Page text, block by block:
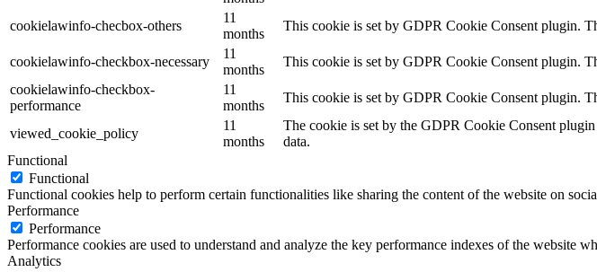
cookielawinfo-checbox-others
11
months
This cookie is set by GDPR Cookie Consent plugin.
cookielawinfo-checkbox-necessary
11
months
This cookie is set by GDPR Cookie Consent plugin.
cookielawinfo-checkbox-
performance
11
months
This cookie is set by GDPR Cookie Consent plugin.
viewed_cookie_policy
11
months
The cookie is set by the GDPR Cookie Consent
data.
Functional
Functional
Functional cookies help to perform certain functionalities like sharing the content of the website on
Performance
Performance
Performance cookies are used to understand and analyze the key performance indexes of the website
Analytics